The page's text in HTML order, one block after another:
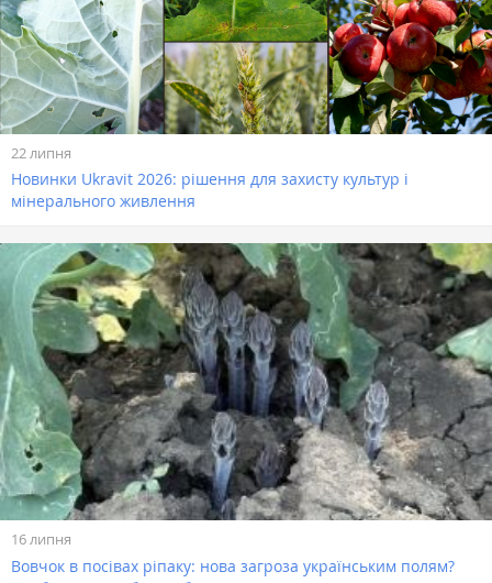
22 липня
Новинки Ukravit 2026: рішення для захисту культур і
мінерального живлення
16 липня
Вовчок в посівах ріпаку: нова загроза українським полям?